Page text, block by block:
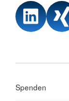
Spenden